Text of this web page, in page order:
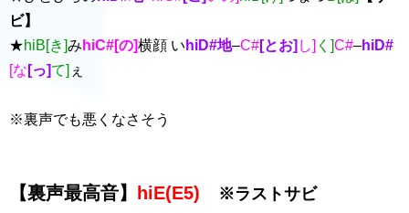
ビ】
★hiB[き]み hiC#[の]横顔 い hiD#地–C#[とお] し] く]C#–hiD#
[な [っ]て] ぇ
※裏声でも悪くなさそう
【裏声最高音】 hiE(E5) ※ラストサビ